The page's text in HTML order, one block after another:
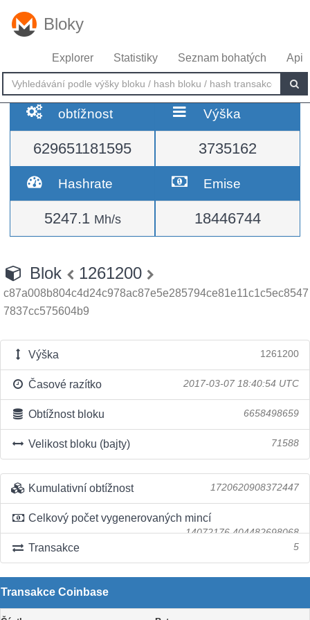
Bloky
Explorer Statistiky Seznam bohatých Api
obtížnost
629651181595
Výška
3735162
Hashrate
5247.1 Mh/s
Emise
18446744
Blok 1261200
c87a008b804c4d24c978ac87e5e285794ce81e11c1c5ec8547
7837cc575604b9
Výška 1261200
Časové razítko 2017-03-07 18:40:54 UTC
Obtížnost bloku 6658498659
Velikost bloku (bajty) 71588
Kumulativní obtížnost 1720620908372447
Celkový počet vygenerovaných mincí
14072176.404482698068
Transakce 5
Transakce Coinbase